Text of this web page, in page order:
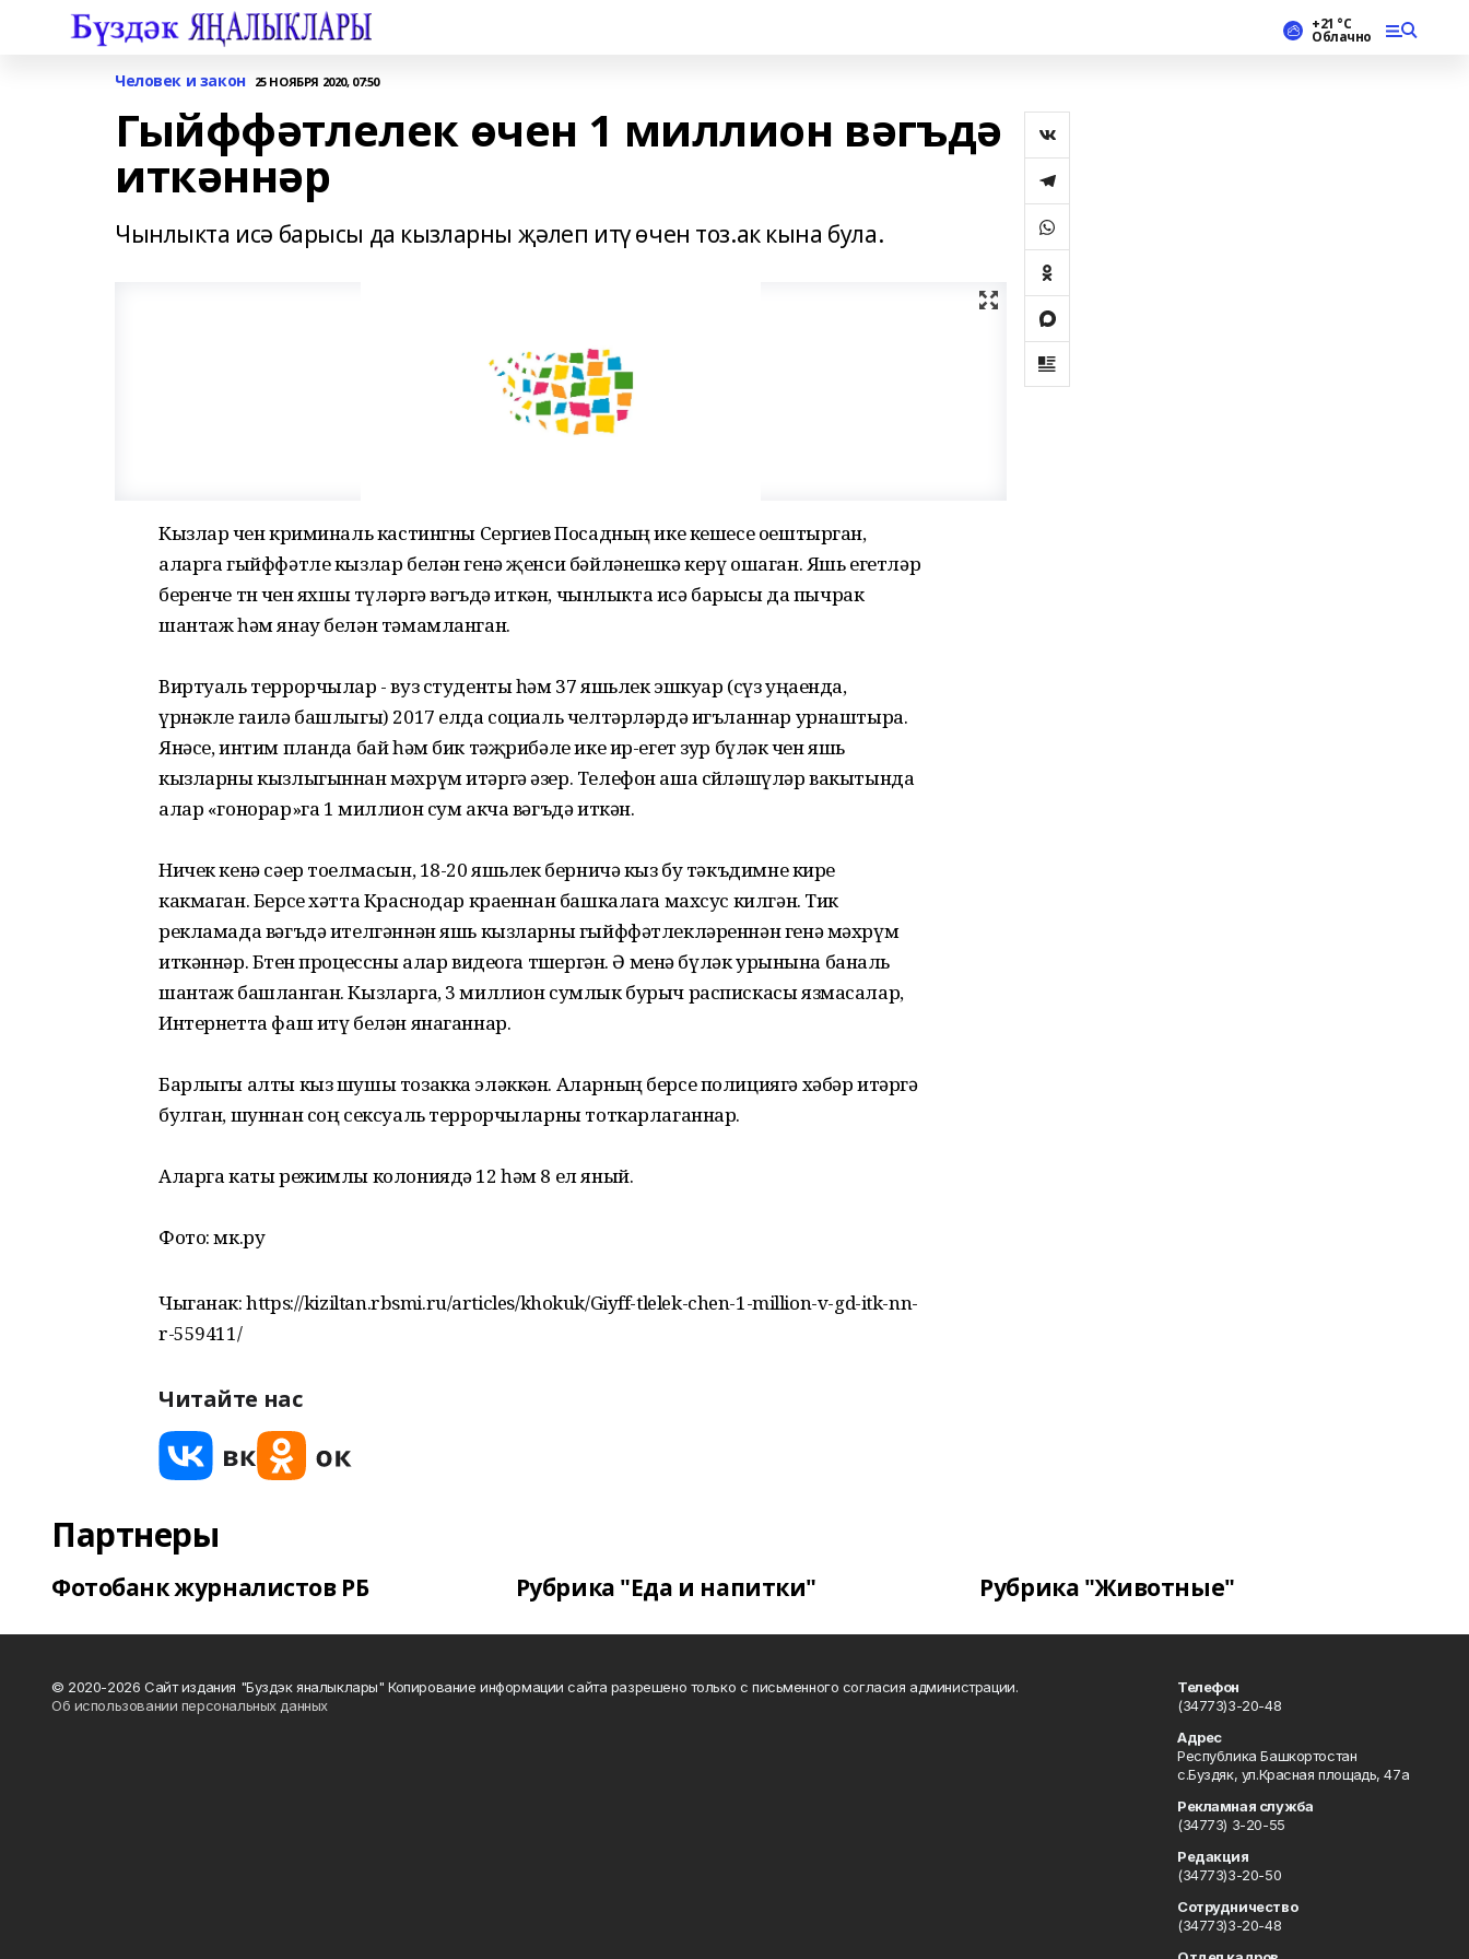
+21 °С
Облачно
Человек и закон 25 НОЯБРЯ 2020, 07:50
Гыйффәтлелек өчен 1 миллион вәгъдә
иткәннәр
Чынлыкта исә барысы да кызларны җәлеп итү өчен тоз.ак кына була.
Кызлар өчен криминаль кастингны Сергиев Посадның ике кешесе оештырган,
аларга гыйффәтле кызлар белән генә җенси бәйләнешкә керү ошаган. Яшь егетләр
беренче төн өчен яхшы түләргә вәгъдә иткән, чынлыкта исә барысы да пычрак
шантаж һәм янау белән тәмамланган.
Виртуаль террорчылар - вуз студенты һәм 37 яшьлек эшкуар (сүз уңаенда,
үрнәкле гаилә башлыгы) 2017 елда социаль челтәрләрдә игъланнар урнаштыра.
Янәсе, интим планда бай һәм бик тәҗрибәле ике ир-егет зур бүләк өчен яшь
кызларны кызлыгыннан мәхрүм итәргә әзер. Телефон аша сөйләшүләр вакытында
алар «гонорар»га 1 миллион сум акча вәгъдә иткән.
Ничек кенә сәер тоелмасын, 18-20 яшьлек берничә кыз бу тәкъдимне кире
какмаган. Берсе хәтта Краснодар краеннан башкалага махсус килгән. Тик
рекламада вәгъдә ителгәннән яшь кызларны гыйффәтлекләреннән генә мәхрүм
иткәннәр. Бөтен процессны алар видеога төшергән. Ә менә бүләк урынына баналь
шантаж башланган. Кызларга, 3 миллион сумлык бурыч распискасы язмасалар,
Интернетта фаш итү белән янаганнар.
Барлыгы алты кыз шушы тозакка эләккән. Аларның берсе полициягә хәбәр итәргә
булган, шуннан соң сексуаль террорчыларны тоткарлаганнар.
Аларга каты режимлы колониядә 12 һәм 8 ел яный.
Фото: мк.ру
Чыганак: https://kiziltan.rbsmi.ru/articles/khokuk/Giyff-tlelek-chen-1-million-v-gd-itk-nn-
r-559411/
Читайте нас
Партнеры
Фотобанк журналистов РБ Рубрика "Еда и напитки" Рубрика "Животные"
© 2020-2026 Сайт издания "Буздэк яналыклары" Копирование информации сайта разрешено только с письменного согласия администрации.
Об использовании персональных данных
Телефон
(34773)3-20-48
Адрес
Республика Башкортостан
с.Буздяк, ул.Красная площадь, 47а
Рекламная служба
(34773) 3-20-55
Редакция
(34773)3-20-50
Сотрудничество
(34773)3-20-48